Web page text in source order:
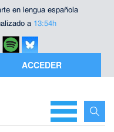
en lengua española
a 13:54h
ACCEDER